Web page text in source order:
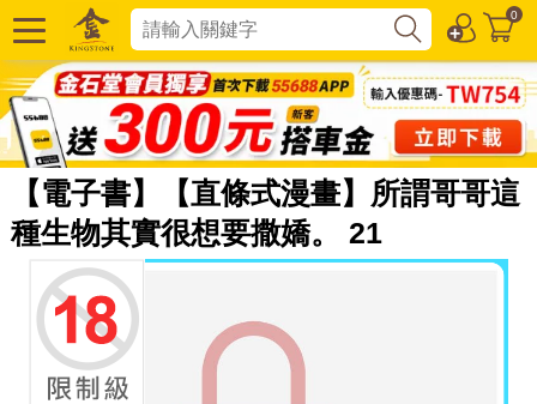
0
【電子書】【直條式漫畫】所謂哥哥這
種生物其實很想要撒嬌。 21